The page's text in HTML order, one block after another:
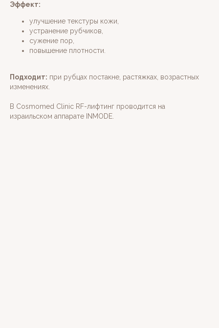
Эффект:
улучшение текстуры кожи,
устранение рубчиков,
сужение пор,
повышение плотности.
Подходит: при рубцах постакне, растяжках, возрастных
изменениях.
В Cosmomed Clinic RF-лифтинг проводится на
израильском аппарате INMODE.